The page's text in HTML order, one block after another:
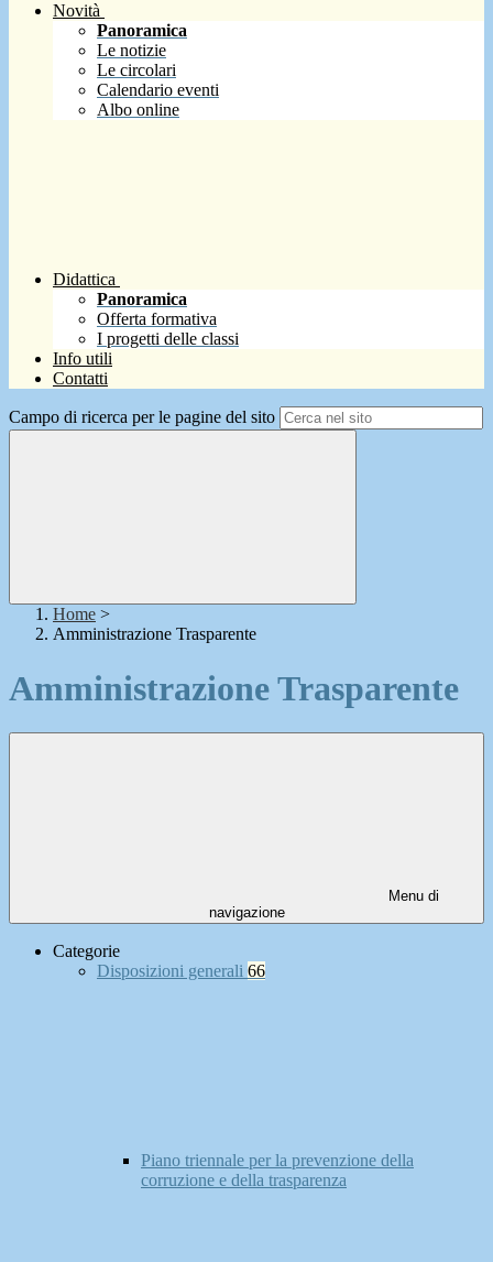
Novità
Panoramica
Le notizie
Le circolari
Calendario eventi
Albo online
Didattica
Panoramica
Offerta formativa
I progetti delle classi
Info utili
Contatti
Campo di ricerca per le pagine del sito
Home >
Amministrazione Trasparente
Amministrazione Trasparente
Menu di
navigazione
Categorie
Disposizioni generali 66
Piano triennale per la prevenzione della
corruzione e della trasparenza